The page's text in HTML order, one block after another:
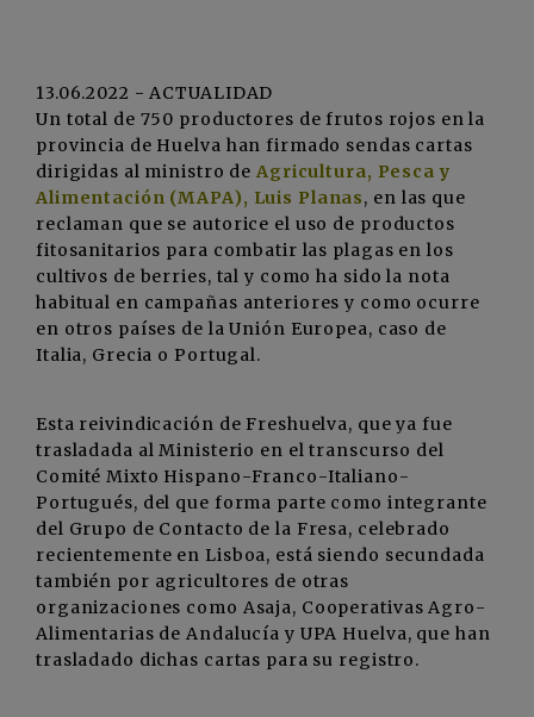
13.06.2022 - ACTUALIDAD
Un total de 750 productores de frutos rojos en la
provincia de Huelva han firmado sendas cartas
dirigidas al ministro deAgricultura, Pesca y
Alimentación (MAPA), Luis Planas, en las que
reclaman que se autorice el uso de productos
fitosanitarios para combatir las plagas en los
cultivos de berries, tal y como ha sido la nota
habitual en campañas anteriores y como ocurre
en otros países de la Unión Europea, caso de
Italia, Grecia o Portugal.
Esta reivindicación de Freshuelva, que ya fue
trasladada al Ministerio en el transcurso del
Comité Mixto Hispano-Franco-Italiano-
Portugués, del que forma parte como integrante
del Grupo de Contacto de la Fresa, celebrado
recientemente en Lisboa, está siendo secundada
también por agricultores de otras
organizaciones como Asaja, Cooperativas Agro-
Alimentarias de Andalucía y UPA Huelva, que han
trasladado dichas cartas para su registro.